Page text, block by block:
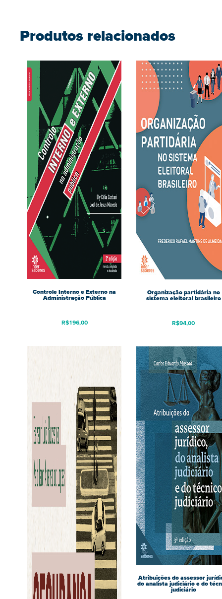
Produtos relacionados
Controle Interno e Externo na
Administração Pública
R$196,00
Organização partidária no
sistema eleitoral brasileiro
R$94,00
Atribuições do assessor
do analista judiciário e do
judiciário